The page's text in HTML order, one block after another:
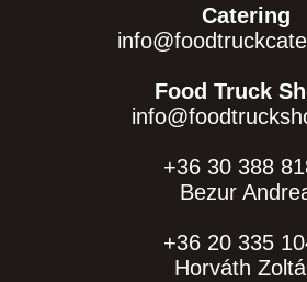
Catering
Food Truck
+36 30 388
Bezur
+36 20 335
Horváth